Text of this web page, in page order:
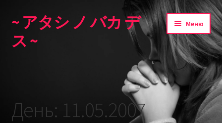
Перейти
навигации
Перейти
содержимому
~ アタシ ノ バカ デ
ス ~
Меню
День: 11.05.2007